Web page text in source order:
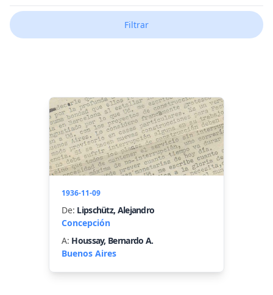
Filtrar
1936-11-09
De: Lipschütz, Alejandro
Concepción
A: Houssay, Bernardo A.
Buenos Aires